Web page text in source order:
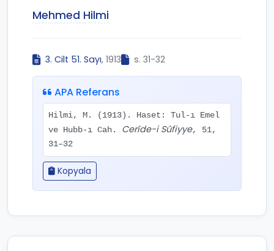
Mehmed Hilmi
3. Cilt 51. Sayı, 1913 s. 31-32
APA Referans
Hilmi, M. (1913). Haset: Tul-ı Emel
ve Hubb-ı Cah. Cerîde-i Sûfiyye, 51,
31–32
Kopyala